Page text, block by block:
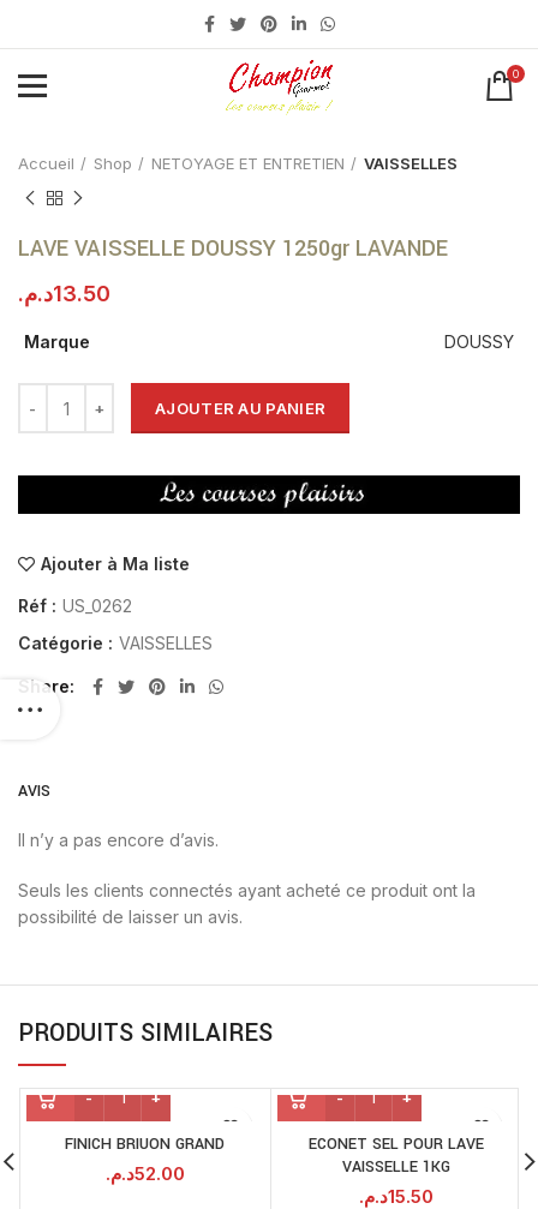
0
Accueil Shop NETOYAGE ET ENTRETIEN VAISSELLES
LAVE VAISSELLE DOUSSY 1250gr LAVANDE
13.50د.م.
Marque DOUSSY
AJOUTER AU PANIER
Ajouter à Ma liste
Réf : US_0262
Catégorie : VAISSELLES
Share
AVIS
Il n’y a pas encore d’avis.
Seuls les clients connectés ayant acheté ce produit ont la
possibilité de laisser un avis.
PRODUITS SIMILAIRES
FINICH BRIUON GRAND
52.00د.م.
ECONET SEL POUR LAVE
VAISSELLE 1KG
15.50د.م.